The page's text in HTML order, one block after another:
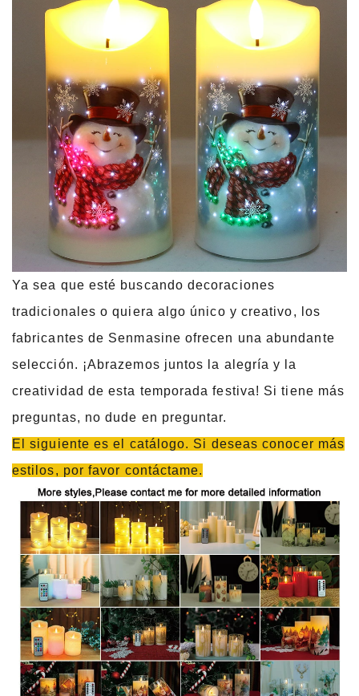
Ya sea que esté buscando decoraciones
tradicionales o quiera algo único y creativo, los
fabricantes de Senmasine ofrecen una abundante
selección. ¡Abrazemos juntos la alegría y la
creatividad de esta temporada festiva! Si tiene más
preguntas, no dude en preguntar.
El siguiente es el catálogo. Si deseas conocer más
estilos, por favor contáctame.